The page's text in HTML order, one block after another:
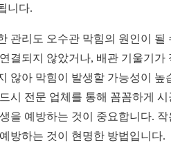
니다.
관리도 오수관 막힘의 원인이 될
결되지 않았거나, 배관 기울기가
않아 막힘이 발생할 가능성이 높
시 전문 업체를 통해 꼼꼼하게 시
을 예방하는 것이 중요합니다. 작
방하는 것이 현명한 방법입니다.